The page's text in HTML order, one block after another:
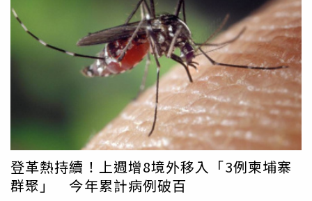
登革熱持續！上週增8境外移入「3例柬埔寨
群聚」 今年累計病例破百